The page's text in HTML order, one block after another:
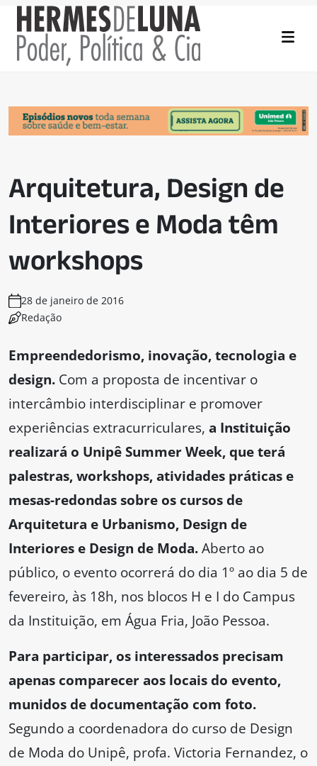
Arquitetura, Design de
Interiores e Moda têm
workshops
28 de janeiro de 2016
Redação
Empreendedorismo, inovação, tecnologia e
design. Com a proposta de incentivar o
intercâmbio interdisciplinar e promover
experiências extracurriculares, a Instituição
realizará o Unipê Summer Week, que terá
palestras, workshops, atividades práticas e
mesas-redondas sobre os cursos de
Arquitetura e Urbanismo, Design de
Interiores e Design de Moda.Aberto ao
público, o evento ocorrerá do dia 1º ao dia 5 de
fevereiro, às 18h, nos blocos H e I do Campus
da Instituição, em Água Fria, João Pessoa.
Para participar, os interessados precisam
apenas comparecer aos locais do evento,
munidos de documentação com foto.
Segundo a coordenadora do curso de Design
de Moda do Unipê, profa. Victoria Fernandez, o